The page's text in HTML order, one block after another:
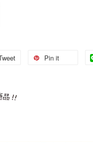
Pin it